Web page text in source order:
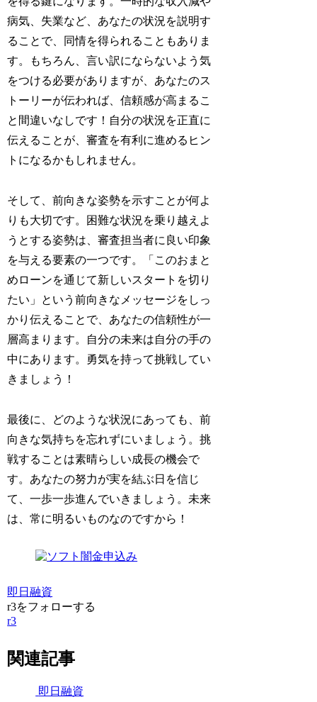
病気、失業など、あなたの状況を説明す
ることで、同情を得られることもありま
す。もちろん、言い訳にならないよう気
をつける必要がありますが、あなたのス
トーリーが伝われば、信頼感が高まるこ
と間違いなしです！自分の状況を正直に
伝えることが、審査を有利に進めるヒン
トになるかもしれません。
そして、前向きな姿勢を示すことが何よ
りも大切です。困難な状況を乗り越えよ
うとする姿勢は、審査担当者に良い印象
を与える要素の一つです。「このおまと
めローンを通じて新しいスタートを切り
たい」という前向きなメッセージをしっ
かり伝えることで、あなたの信頼性が一
層高まります。自分の未来は自分の手の
中にあります。勇気を持って挑戦してい
きましょう！
最後に、どのような状況にあっても、前
向きな気持ちを忘れずにいましょう。挑
戦することは素晴らしい成長の機会で
す。あなたの努力が実を結ぶ日を信じ
て、一歩一歩進んでいきましょう。未来
は、常に明るいものなのですから！
即日融資
r3をフォローする
r3
関連記事
即日融資